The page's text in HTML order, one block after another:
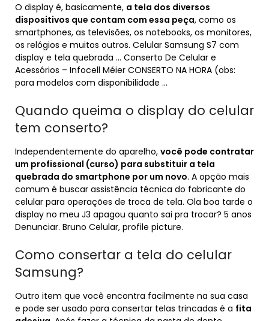
O display é, basicamente, a tela dos diversos
dispositivos que contam com essa peça, como os
smartphones, as televisões, os notebooks, os monitores,
os relógios e muitos outros. Celular Samsung S7 com
display e tela quebrada … Conserto De Celular e
Acessórios – Infocell Méier CONSERTO NA HORA (obs:
para modelos com disponibilidade …
Quando queima o display do celular
tem conserto?
Independentemente do aparelho, você pode contratar
um profissional (curso) para substituir a tela
quebrada do smartphone por um novo. A opção mais
comum é buscar assistência técnica do fabricante do
celular para operações de troca de tela. Ola boa tarde o
display no meu J3 apagou quanto sai pra trocar? 5 anos
Denunciar. Bruno Celular, profile picture.
Como consertar a tela do celular
Samsung?
Outro item que você encontra facilmente na sua casa
e pode ser usado para consertar telas trincadas é a fita